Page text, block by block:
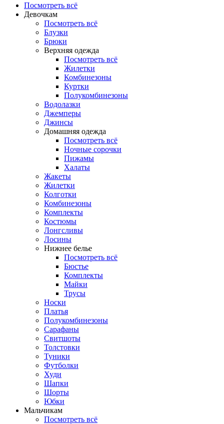
Посмотреть всё
Девочкам
Посмотреть всё
Блузки
Брюки
Верхняя одежда
Посмотреть всё
Жилетки
Комбинезоны
Куртки
Полукомбинезоны
Водолазки
Джемперы
Джинсы
Домашняя одежда
Посмотреть всё
Ночные сорочки
Пижамы
Халаты
Жакеты
Жилетки
Колготки
Комбинезоны
Комплекты
Костюмы
Лонгсливы
Лосины
Нижнее белье
Посмотреть всё
Бюстье
Комплекты
Майки
Трусы
Носки
Платья
Полукомбинезоны
Сарафаны
Свитшоты
Толстовки
Туники
Футболки
Худи
Шапки
Шорты
Юбки
Мальчикам
Посмотреть всё